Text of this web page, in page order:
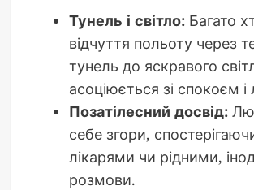
Тунель і світло:Багато
відчуття польоту через
тунель до яскравого
асоціюється зі спокоєм
Позатілесний досвід:
себе згори,
лікарями чи рідними,
розмови.